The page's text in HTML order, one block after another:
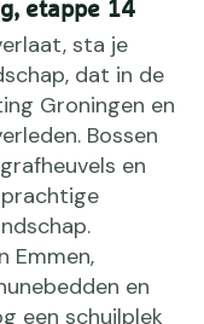
etappe 14
sta je
dat in de
Groningen en
Bossen
en
Emmen,
en
een schuilplek